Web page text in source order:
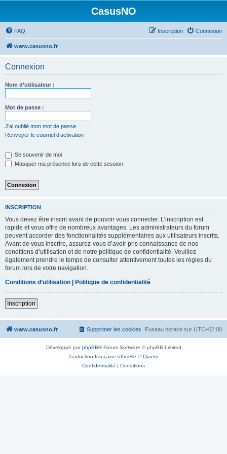
CasusNO
FAQ Connexion
Inscription
www.casusno.fr
Connexion
Nom d’utilisateur :
Mot de passe :
J’ai oublié mon mot de passe
Renvoyer le courriel d’activation
Se souvenir de moi
Masquer ma présence lors de cette session
INSCRIPTION
Vous devez être inscrit avant de pouvoir vous connecter. L’inscription est
rapide et vous offre de nombreux avantages. Les administrateurs du forum
peuvent accorder des fonctionnalités supplémentaires aux utilisateurs inscrits.
Avant de vous inscrire, assurez-vous d’avoir pris connaissance de nos
conditions d’utilisation et de notre politique de confidentialité. Veuillez
également prendre le temps de consulter attentivement toutes les règles du
forum lors de votre navigation.
Conditions d’utilisation | Politique de confidentialité
Inscription
www.casusno.fr Fuseau horaire sur UTC+02:00
Supprimer les cookies
Développé parphpBB® Forum Software © phpBB Limited
Traduction française officielle ©Qiaeru
Confidentialité | Conditions